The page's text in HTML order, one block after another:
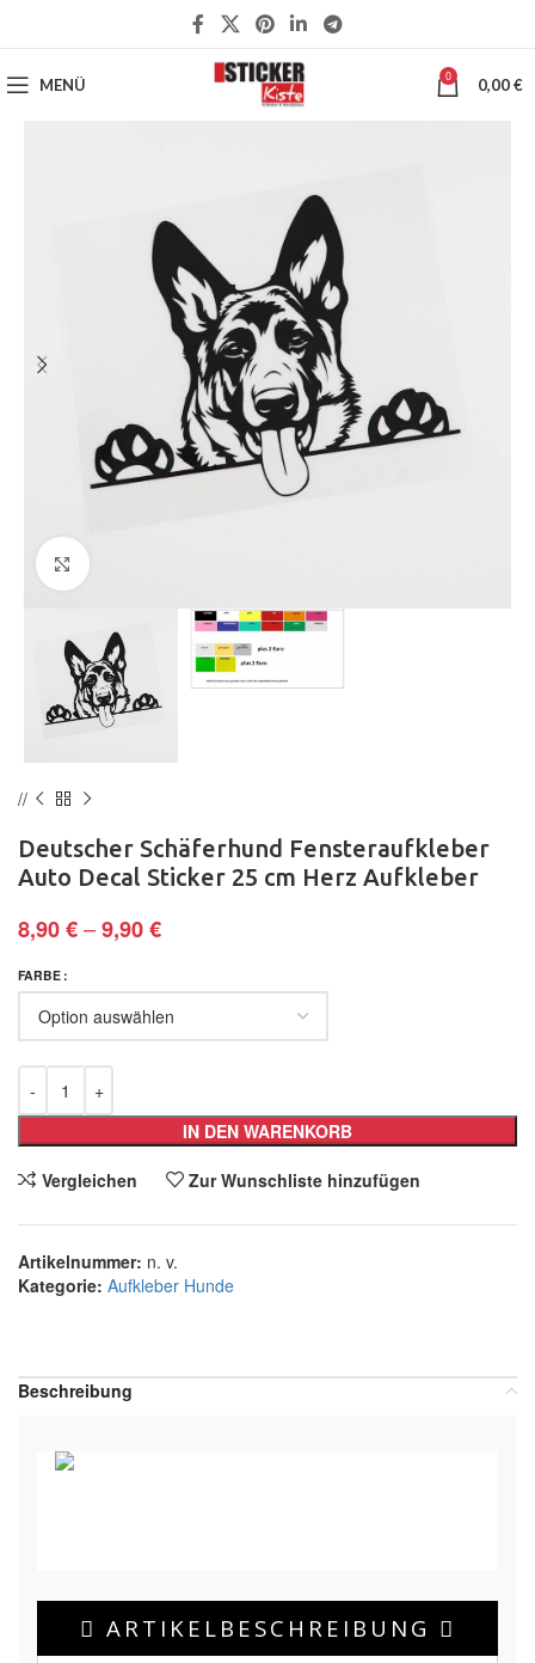
MENÜ 0 0,00€
Klick zum Vergrößern
Deutscher Schäferhund Fensteraufkleber
Auto Decal Sticker 25 cm Herz Aufkleber
8,90€–9,90€
FARBE
IN DEN WARENKORB
Vergleichen Zur Wunschliste hinzufügen
Artikelnummer: n. v.
Kategorie: Aufkleber Hunde
Beschreibung
ARTIKELBESCHREIBUNG